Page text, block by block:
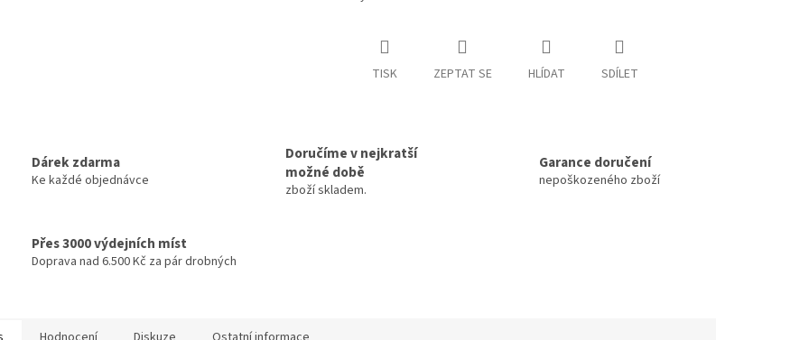
TISK ZEPTAT SE HLÍDAT SDÍLET
Dárek zdarma
Ke každé objednávce
Doručíme v nejkratší
možné době
zboží skladem.
Garance doručení
nepoškozeného zboží
Přes 3000 výdejních míst
Doprava nad 6.500 Kč za pár drobných